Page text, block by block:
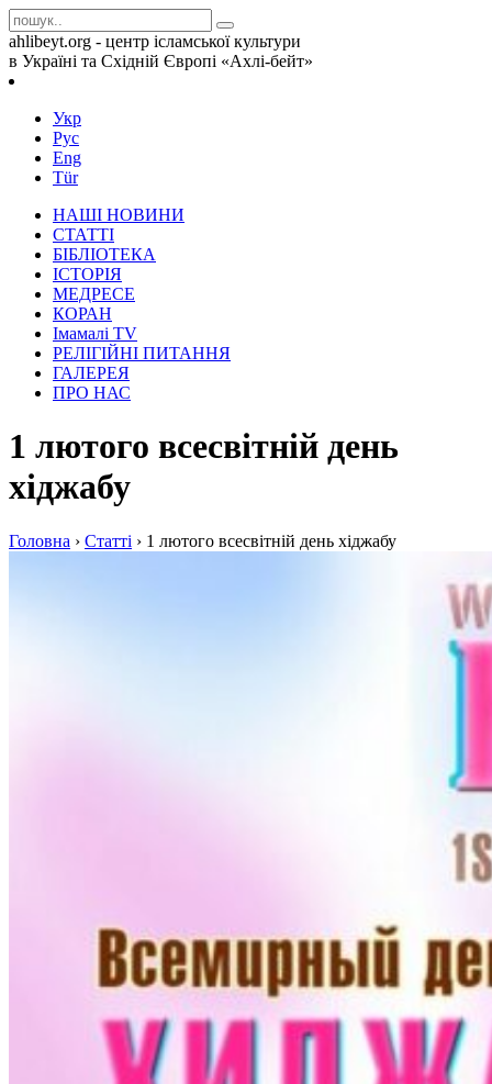
ahlibeyt.org - центр ісламської культури
в Україні та Східній Європі «Ахлі-бейт»
Укр
Рус
Eng
Tür
НАШІ НОВИНИ
СТАТТІ
БІБЛІОТЕКА
ІСТОРІЯ
МЕДРЕСЕ
КОРАН
Iмамалi TV
РЕЛІГІЙНІ ПИТАННЯ
ГАЛЕРЕЯ
ПРО НАС
1 лютого всесвітній день
хіджабу
Головна › Статті › 1 лютого всесвітній день хіджабу